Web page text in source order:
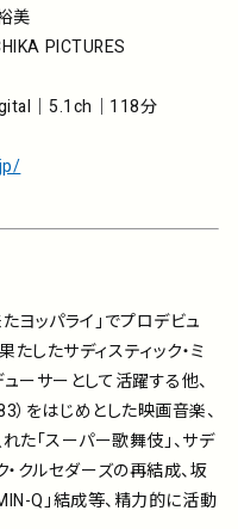
美
PICTURES
｜5.1ch｜118分
ヨッパライ」でプロデビュ
したサディスティック・ミ
ューサーとして活躍する他、
）をはじめとした映画音楽、
「スーパー歌舞伎」、サデ
・クルセダーズの再結成、坂
Q」結成等、精力的に活動